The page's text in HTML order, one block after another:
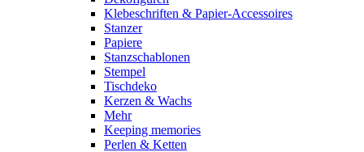
Klebeschriften & Papier-Accessoires
Stanzer
Papiere
Stanzschablonen
Stempel
Tischdeko
Kerzen & Wachs
Mehr
Keeping memories
Perlen & Ketten